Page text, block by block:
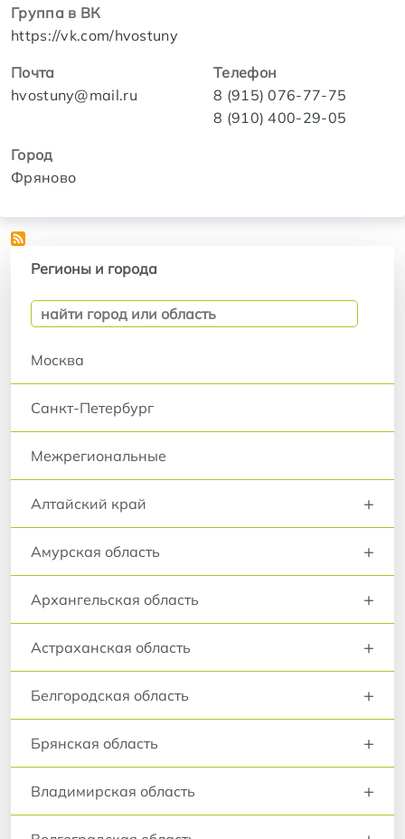
Группа в ВК
https://vk.com/hvostuny
Почта
hvostuny@mail.ru
Телефон
8 (915) 076-77-75
8 (910) 400-29-05
Город
Фряново
Регионы и города
Москва
Санкт-Петербург
Межрегиональные
Алтайский край +
Амурская область +
Архангельская область +
Астраханская область +
Белгородская область +
Брянская область +
Владимирская область +